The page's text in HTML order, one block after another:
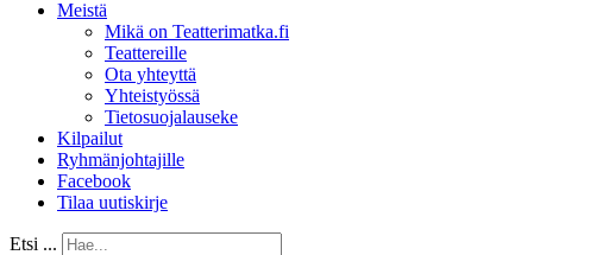
Meistä
Mikä on Teatterimatka.fi
Teattereille
Ota yhteyttä
Yhteistyössä
Tietosuojalauseke
Kilpailut
Ryhmänjohtajille
Facebook
Tilaa uutiskirje
Etsi ...